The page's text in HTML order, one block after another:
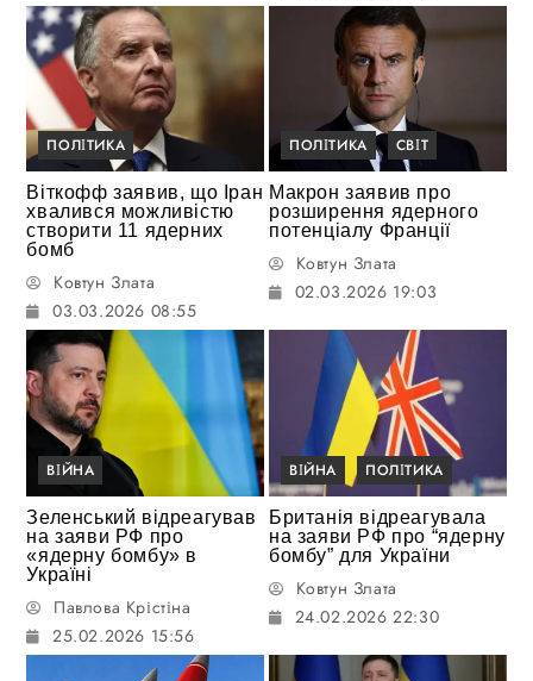
ПОЛІТИКА
Віткофф заявив, що Іран
хвалився можливістю
створити 11 ядерних
бомб
Ковтун Злата
03.03.2026 08:55
ПОЛІТИКА СВІТ
Макрон заявив про
розширення ядерного
потенціалу Франції
Ковтун Злата
02.03.2026 19:03
ВІЙНА
Зеленський відреагував
на заяви РФ про
«ядерну бомбу» в
Україні
Павлова Крістіна
25.02.2026 15:56
ВІЙНА ПОЛІТИКА
Британія відреагувала
на заяви РФ про “ядерну
бомбу” для України
Ковтун Злата
24.02.2026 22:30